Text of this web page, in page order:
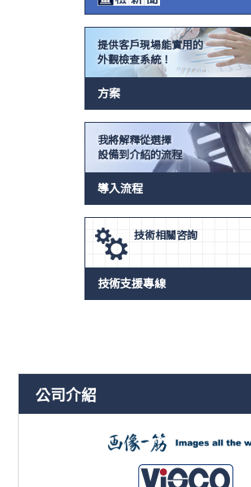
提供客戶現場能實用的
外觀檢查系統！
方案
我將解釋從選擇
設備到介紹的流程
導入流程
技術相關咨詢
技術支援專線
公司介紹